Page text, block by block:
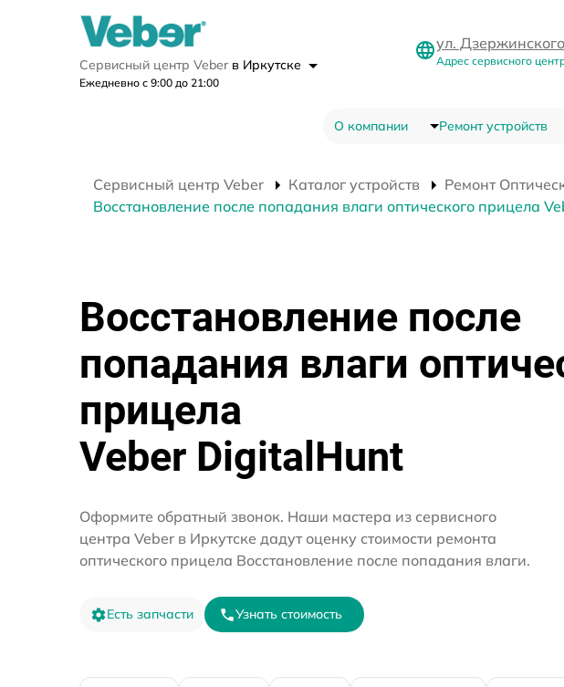
Сервисный центр Veber в Иркутске
Ежедневно с 9:00 до 21:00
ул.
Адрес сервисного
О компании Ремонт устройств
Сервисный центр Veber Каталог устройств Ремонт
Восстановление после попадания влаги оптического прицела
Восстановление после
попадания влаги
прицела
Veber DigitalHunt
Оформите обратный звонок. Наши мастера из сервисного
центра Veber в Иркутске дадут оценку стоимости ремонта
оптического прицела Восстановление после попадания влаги.
Есть запчасти Узнать стоимость